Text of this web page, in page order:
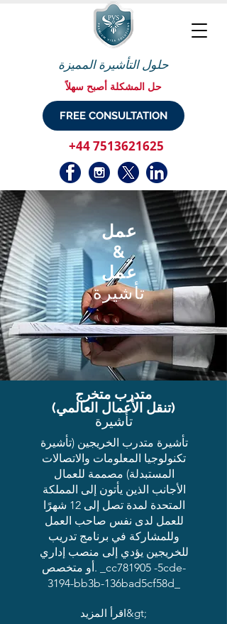
حلول التأشيرة المميزة
+44 7513621625
حل المشكلة أصبح سهلاً
FREE CONSULTATION
عمل
&
عمل
تأشيرة
متدرب متخرج
(تنقل الأعمال العالمي)
تأشيرة
تأشيرة متدرب الخريجين (تأشيرة
تكنولوجيا المعلومات والاتصالات
المستبدلة) مصممة للعمال
الأجانب الذين يأتون إلى المملكة
المتحدة لمدة تصل إلى 12 شهرًا
للعمل لدى نفس صاحب العمل
وللمشاركة في برنامج تدريب
للخريجين يؤدي إلى منصب إداري
أو متخصص. _cc781905 -5cde-
3194-bb3b-136bad5cf58d_
اقرأ المزيد&gt;